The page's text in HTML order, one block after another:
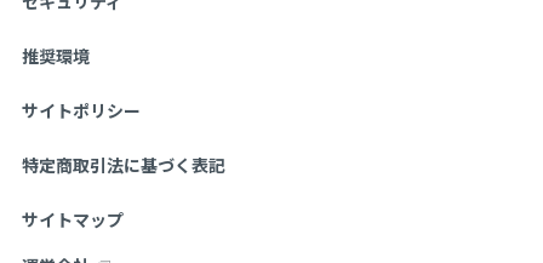
推奨環境
サイトポリシー
特定商取引法に基づく表記
サイトマップ